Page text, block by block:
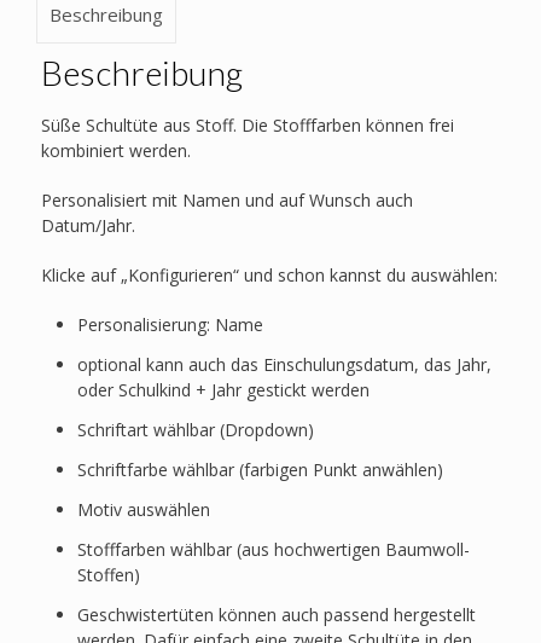
Beschreibung
Beschreibung
Süße Schultüte aus Stoff. Die Stofffarben können frei
kombiniert werden.
Personalisiert mit Namen und auf Wunsch auch
Datum/Jahr.
Klicke auf „Konfigurieren“ und schon kannst du auswählen:
Personalisierung: Name
optional kann auch das Einschulungsdatum, das Jahr,
oder Schulkind + Jahr gestickt werden
Schriftart wählbar (Dropdown)
Schriftfarbe wählbar (farbigen Punkt anwählen)
Motiv auswählen
Stofffarben wählbar (aus hochwertigen Baumwoll-
Stoffen)
Geschwistertüten können auch passend hergestellt